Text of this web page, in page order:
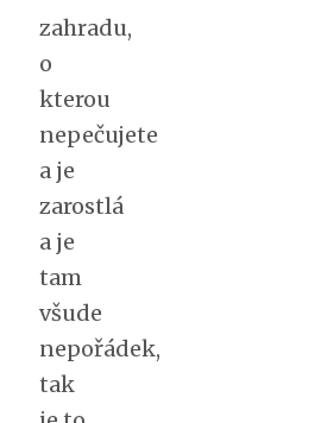
zahradu,
o
kterou
nepečujete
a je
zarostlá
a je
tam
všude
nepořádek,
tak